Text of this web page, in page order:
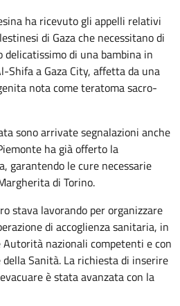
ha ricevuto gli appelli relativi
di Gaza che necessitano di
di una bambina in
Shifa a Gaza City, affetta da una
nota come teratoma sacro-
sono arrivate segnalazioni anche
ha già offerto la
garantendo le cure necessarie
di Torino.
stava lavorando per organizzare
di accoglienza sanitaria, in
nazionali competenti e con
della Sanità. La richiesta di inserire
è stata avanzata con la